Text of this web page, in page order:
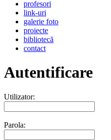
profesori
link-uri
galerie foto
proiecte
bibliotecă
contact
Autentificare
Utilizator:
Parola: